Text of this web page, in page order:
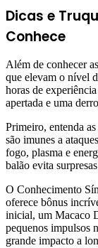
Dicas e
Conhece
Além de conhecer
que elevam o nível
horas de
apertada e uma
Primeiro, entenda
são imunes a
fogo, plasma e
balão evita
O Conhecimento
oferece bônus
inicial, um Macaco
pequenos impulsos
grande impacto a